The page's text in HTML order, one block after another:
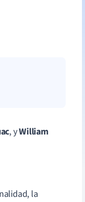
,yWilliam
la